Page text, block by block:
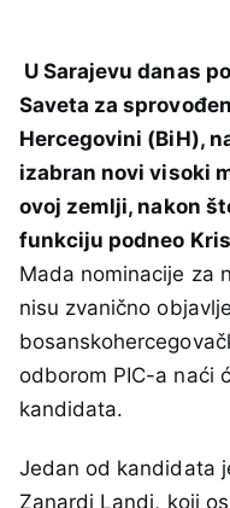
U Sarajevu danas
Saveta za
Hercegovini (BiH),
izabran novi visoki
ovoj zemlji, nakon
funkciju podneo
Mada nominacije za
nisu zvanično
odborom PIC-a naći
kandidata.
Jedan od kandidata
Zanardi Landi, koji